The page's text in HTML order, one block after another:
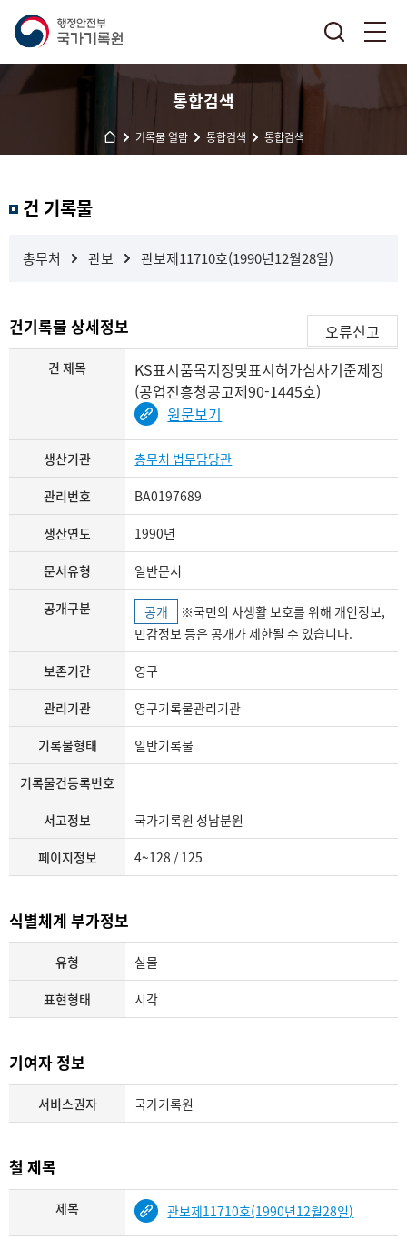
통합검색
기록물 열람 통합검색 통합검색
과 건 기록물
총무처 관보 관보제11710호(1990년12월28일)
건기록물 상세정보 오류신고
건 제목
KS표시품목지정및표시허가심사기준제정
(공업진흥청공고제90-1445호)
원문보기
생산기관 총무처 법무담당관
관리번호 BA0197689
생산연도 1990년
문서유형 일반문서
공개구분 공개
민감정보 등은 공개가 제한될 수 있습니다.
보존기간 영구
관리기관 영구기록물관리기관
기록물형태 일반기록물
기록물건등록번호
서고정보 국가기록원 성남분원
페이지정보 4~128 / 125
식별체계 부가정보
유형 실물
표현형태 시각
기여자 정보
서비스권자 국가기록원
철 제목
제목 관보제11710호(1990년12월28일)